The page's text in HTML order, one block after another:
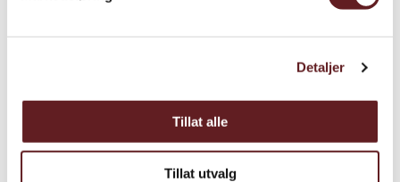
Detaljer
Tillat alle
Tillat utvalg